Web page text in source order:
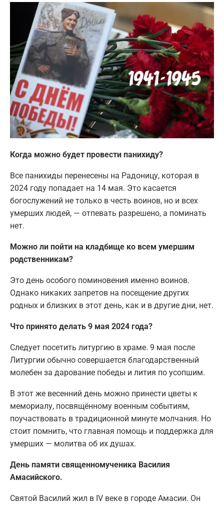
Когда можно будет провести панихиду?
Все панихиды перенесены на Радоницу, которая в
2024 году попадает на 14 мая. Это касается
богослужений не только в честь воинов, но и всех
умерших людей, — отпевать разрешено, а поминать
нет.
Можно ли пойти на кладбище ко всем умершим
родственникам?
Это день особого поминовения именно воинов.
Однако никаких запретов на посещение других
родных и близких в этот день, как и в другие дни, нет.
Что принято делать 9 мая 2024 года?
Следует посетить литургию в храме. 9 мая после
Литургии обычно совершается благодарственный
молебен за дарование победы и лития по усопшим.
В этот же весенний день можно принести цветы к
мемориалу, посвящённому военным событиям,
поучаствовать в традиционной минуте молчания. Но
стоит помнить, что главная помощь и поддержка для
умерших — молитва об их душах.
День памяти священномученика Василия
Амасийского.
Святой Василий жил в IV веке в городе Амасии. Он